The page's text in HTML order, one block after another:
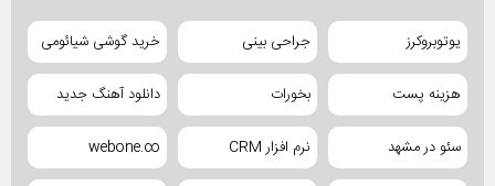
یوتوبروکرز جراحی بینی خرید گوشی شیائومی
هزینه پست بخورات دانلود آهنگ جدید
سئو در مشهد نرم افزار CRM webone.co